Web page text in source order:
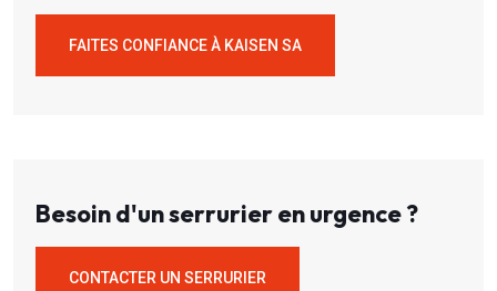
FAITES CONFIANCE À KAISEN SA
Besoin d'un serrurier en urgence ?
CONTACTER UN SERRURIER